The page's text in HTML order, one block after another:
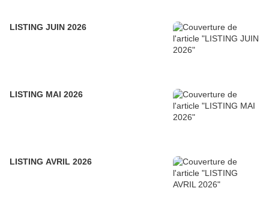
LISTING JUIN 2026
LISTING MAI 2026
LISTING AVRIL 2026